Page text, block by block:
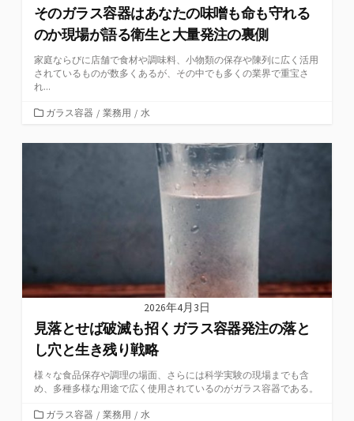
そのガラス容器はあなたの味噌も命も守れる
のか現場が語る衛生と大量発注の裏側
家庭ならびに店舗で食材や調味料、小物類の保存や陳列に広く活用
されているものが数多くあるが、その中でも多くの業界で重宝さ
れ...
カ
ゴ
ガラス容器 / 業務用 / 水
2026年4月3日
見落とせば破滅も招くガラス容器発注の落と
し穴と生き残り戦略
様々な食品保存や調理の場面、さらには科学実験の現場までも含
め、多種多様な用途で広く使用されているのがガラス容器である。
カガラス容器 / 業務用 / 水